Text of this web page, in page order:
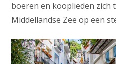
boeren en kooplieden zich
Middellandse Zee op een